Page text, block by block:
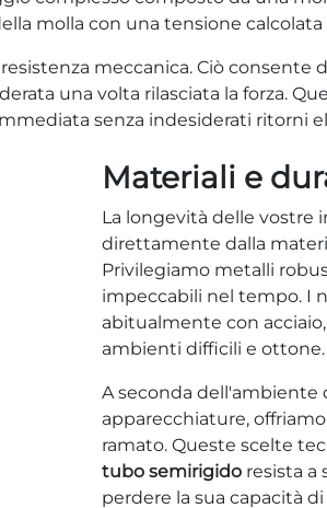
molla con una tensione
meccanica. Ciò
una volta rilasciata la forza.
senza indesiderati ritorni
Materiali e
La longevità delle vostre
direttamente dalla
Privilegiamo metalli
impeccabili nel tempo. I
abitualmente con
ambienti difficili e ottone.
A seconda dell'ambiente
apparecchiature,
ramato. Queste scelte
tubo semirigido resista a
perdere la sua capacità